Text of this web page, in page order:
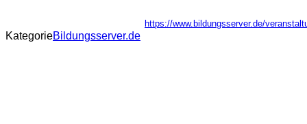
https://www.bildungsserver.de/
KategorieBildungsserver.de